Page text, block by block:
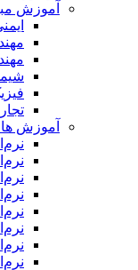
آموزش
ایمنی و HSE
مهندسی
شیمی
فیزیک
تجارت
آموزش های